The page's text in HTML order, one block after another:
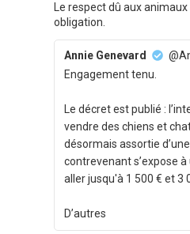
Le respect dû aux
obligation.
Annie Genevard
Engagement tenu.
Le décret est publié :
vendre des chiens et
désormais assortie
contrevenant s’expose
aller jusqu'à 1 500 € et 3
D’autres